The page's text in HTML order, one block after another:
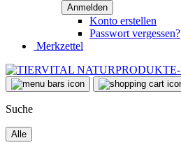
Konto erstellen
Passwort vergessen?
Merkzettel
Suche
Alle